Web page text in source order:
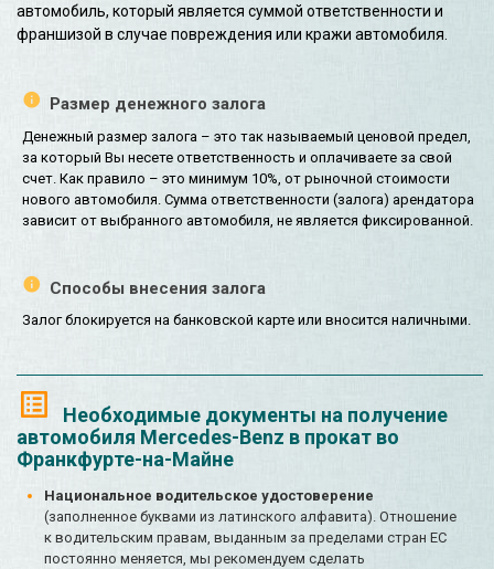
автомобиль, который является суммой ответственности и
франшизой в случае повреждения или кражи автомобиля.
Размер денежного залога
Денежный размер залога – это так называемый ценовой предел,
за который Вы несете ответственность и оплачиваете за свой
счет. Как правило – это минимум 10%, от рыночной стоимости
нового автомобиля. Сумма ответственности (залога) арендатора
зависит от выбранного автомобиля, не является фиксированной.
Способы внесения залога
Залог блокируется на банковской карте или вносится наличными.
Необходимые документы на получение
автомобиля Mercedes-Benz в прокат во
Франкфурте-на-Майне
Национальное водительское удостоверение
(заполненное буквами из латинского алфавита). Отношение
к водительским правам, выданным за пределами стран ЕС
постоянно меняется, мы рекомендуем сделать